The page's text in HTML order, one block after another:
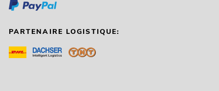
PARTENAIRE LOGISTIQUE: